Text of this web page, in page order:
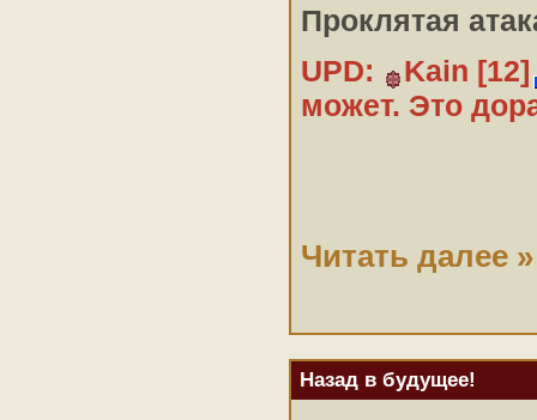
Проклятая
UPD:
Kain [12]
может. Это
Читать далее »
Назад в будущее!